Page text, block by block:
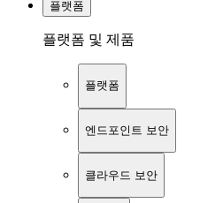
플랫폼
플랫폼 및 제품
플랫폼
엔드포인트 보안
클라우드 보안